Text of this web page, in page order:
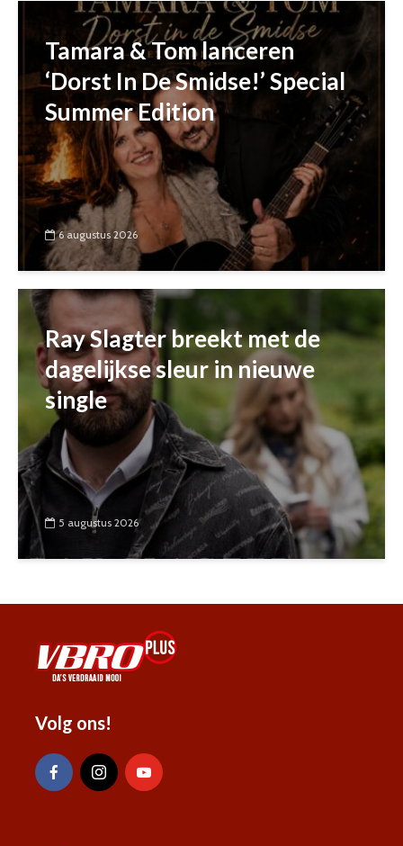
Tamara & Tom lanceren
‘Dorst In De Smidse!’ Special
Summer Edition
6 augustus 2026
Ray Slagter breekt met de
dagelijkse sleur in nieuwe
single
5 augustus 2026
Volg ons!